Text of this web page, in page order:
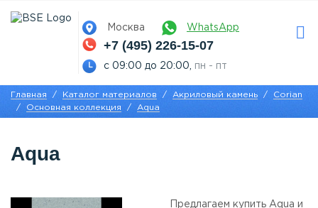
Москва WhatsApp
+7 (495) 226-15-07
с 09:00 до 20:00, пн - пт
Главная Каталог материалов Акриловый камень
Corian
Основная коллекция
Aqua
Aqua
Предлагаем купить Aqua и